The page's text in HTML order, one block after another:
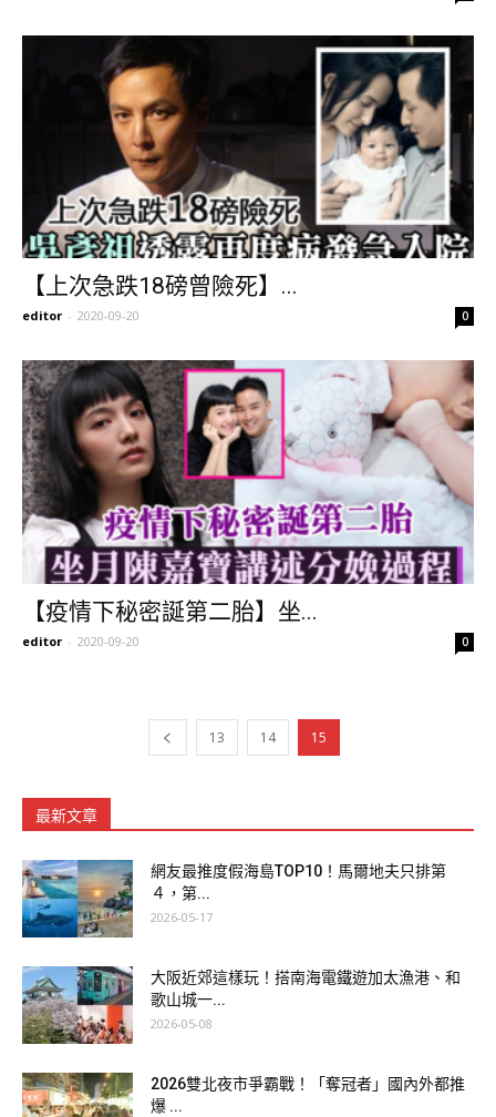
【上次急跌18磅曾險死】...
editor - 2020-09-20 0
【疫情下秘密誕第二胎】坐...
editor - 2020-09-20 0
13 14 15
最新文章
網友最推度假海島TOP10！馬爾地夫只排第
４，第...
2026-05-17
大阪近郊這樣玩！搭南海電鐵遊加太漁港、和
歌山城一...
2026-05-08
2026雙北夜市爭霸戰！「奪冠者」國內外都推
爆 ...